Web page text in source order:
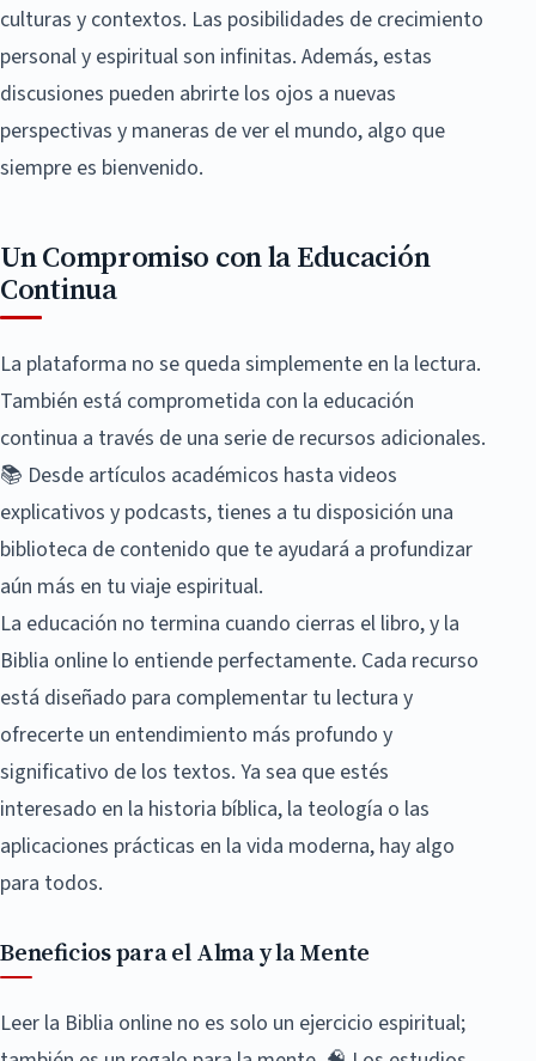
culturas y contextos. Las posibilidades de crecimiento
personal y espiritual son infinitas. Además, estas
discusiones pueden abrirte los ojos a nuevas
perspectivas y maneras de ver el mundo, algo que
siempre es bienvenido.
Un Compromiso con la Educación
Continua
La plataforma no se queda simplemente en la lectura.
También está comprometida con la educación
continua a través de una serie de recursos adicionales.
📚 Desde artículos académicos hasta videos
explicativos y podcasts, tienes a tu disposición una
biblioteca de contenido que te ayudará a profundizar
aún más en tu viaje espiritual.
La educación no termina cuando cierras el libro, y la
Biblia online lo entiende perfectamente. Cada recurso
está diseñado para complementar tu lectura y
ofrecerte un entendimiento más profundo y
significativo de los textos. Ya sea que estés
interesado en la historia bíblica, la teología o las
aplicaciones prácticas en la vida moderna, hay algo
para todos.
Beneficios para el Alma y la Mente
Leer la Biblia online no es solo un ejercicio espiritual;